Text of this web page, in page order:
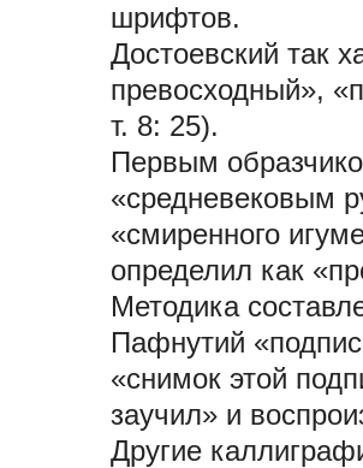
шрифтов.
Достоевский так
превосходный»,
т. 8: 25).
Первым
«средневековым
«смиренного
определил как
Методика
Пафнутий
«снимок этой
заучил» и
Другие